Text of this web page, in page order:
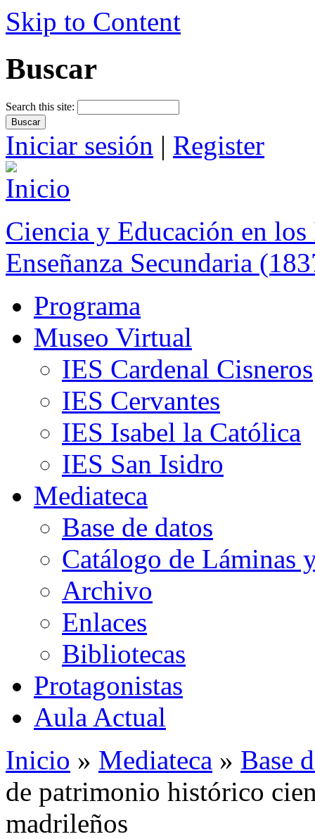
Skip to Content
Buscar
Search this site:
Iniciar sesión | Register
Ciencia y Educación en
Enseñanza Secundaria
Programa
Museo Virtual
IES Cardenal Cisneros
IES Cervantes
IES Isabel la Católica
IES San Isidro
Mediateca
Base de datos
Catálogo de Láminas
Archivo
Enlaces
Bibliotecas
Protagonistas
Aula Actual
Inicio » Mediateca » Base
de patrimonio histórico
madrileños